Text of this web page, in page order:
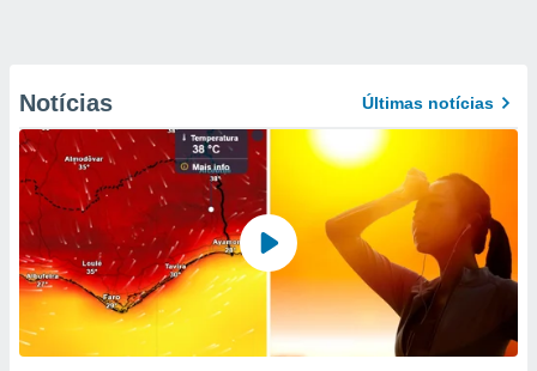
Notícias Últimas notícias